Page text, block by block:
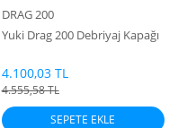
DRAG 200
Yuki Drag 200 Debriyaj Kapağı
4.100,03 TL
4.555,58 TL
SEPETE EKLE